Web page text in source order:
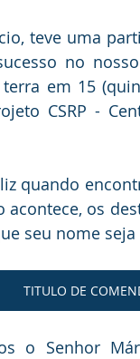
teve uma
no
em 15
CSRP -
quando
os
seu nome
TITULO DE
o Senhor